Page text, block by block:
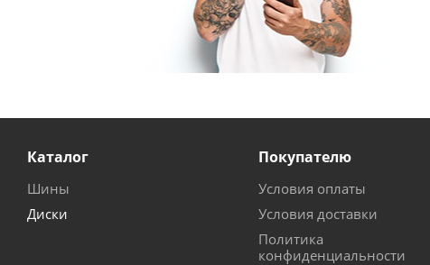
Каталог
Шины
Диски
Покупателю
Условия оплаты
Условия доставки
Политика
конфиденциальности